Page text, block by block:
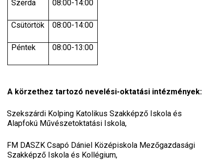
Szerda 08:00-14:00
Csütörtök 08:00-14:00
Péntek 08:00-13:00
A körzethez tartozó nevelési-oktatási intézmények:
Szekszárdi Kolping Katolikus Szakképző Iskola és
Alapfokú Művészetoktatási Iskola,
FM DASZK Csapó Dániel Középiskola Mezőgazdasági
Szakképző Iskola és Kollégium,